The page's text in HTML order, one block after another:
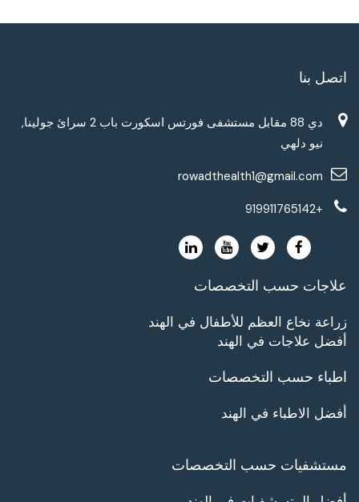
اتصل بنا
دي 88 مقابل مستشفى فورتس اسكورت باب 2 سرائ جولينا,
نيو دلهي
rowadthealth1@gmail.com
+919911765142
علاجات حسب التخصصات
زراعة نخاع العظم للأطفال في الهند
أفضل علاجات في الهند
اطباء حسب التخصصات
أفضل الاطباء في الهند
مستشفيات حسب التخصصات